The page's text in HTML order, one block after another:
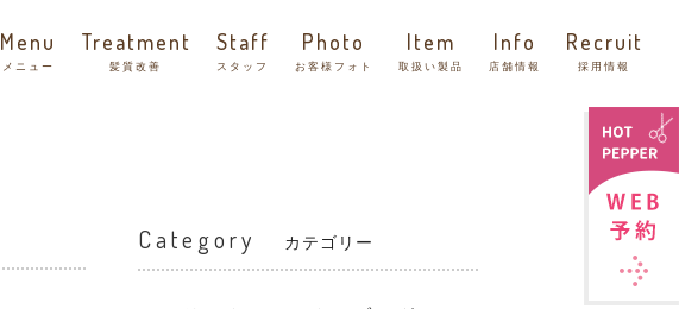
Menu
メニュー
Treatment
髪質改善
Staff
スタッフ
Photo
お客様フォト
Item
取扱い製品
Info
店舗情報
Recruit
採用情報
Category カテゴリー